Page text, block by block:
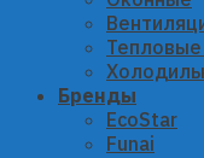
Бренды
EcoStar
Funai